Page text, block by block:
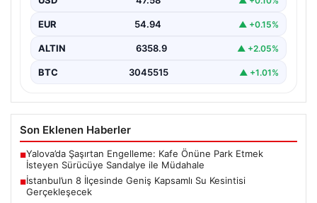
EUR 54.94 ▲ +0.15%
ALTIN 6358.9 ▲ +2.05%
BTC 3045515 ▲ +1.01%
Son Eklenen Haberler
■Yalova’da Şaşırtan Engelleme: Kafe Önüne Park Etmek
İsteyen Sürücüye Sandalye ile Müdahale
■İstanbul’un 8 İlçesinde Geniş Kapsamlı Su Kesintisi
Gerçekleşecek